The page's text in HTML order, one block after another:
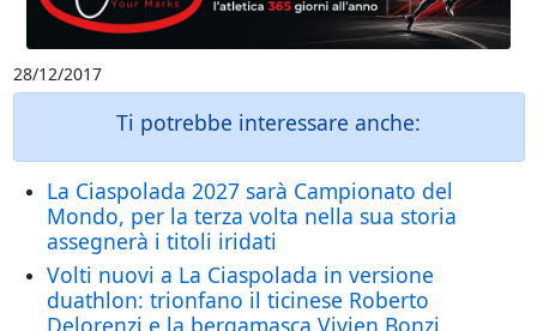
28/12/2017
Ti potrebbe interessare anche:
La Ciaspolada 2027 sarà Campionato del
Mondo, per la terza volta nella sua storia
assegnerà i titoli iridati
Volti nuovi a La Ciaspolada in versione
duathlon: trionfano il ticinese Roberto